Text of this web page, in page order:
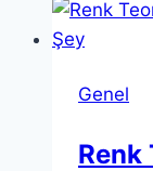
Genel
Renk